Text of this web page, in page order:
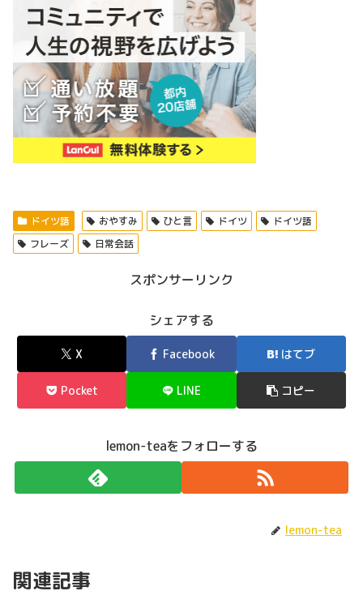
ドイツ語 おやすみ ひと言 ドイツ
ドイツ語
フレーズ
日常会話
スポンサーリンク
シェアする
X Facebook はてブ
Pocket LINE コピー
lemon-teaをフォローする
lemon-tea
関連記事